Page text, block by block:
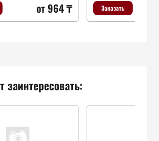
от 964 ₸ Заказать
заинтересовать: